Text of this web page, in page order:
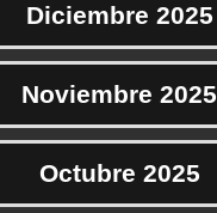
Diciembre 2025
Noviembre 2025
Octubre 2025